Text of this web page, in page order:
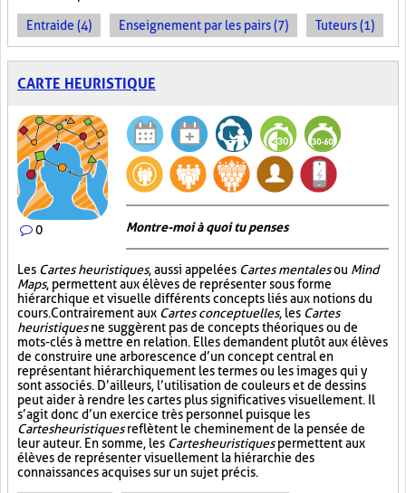
Entraide (4) Enseignement par les pairs (7) Tuteurs (1)
CARTE HEURISTIQUE
0 Montre-moi à quoi tu penses
Les Cartes heuristiques, aussi appelées Cartes mentalesou Mind
Maps, permettent aux élèves de représenter sous forme
hiérarchique et visuelle différents concepts liés aux notions du
cours. Contrairement aux Cartes conceptuelles, les Cartes
heuristiquesne suggèrent pas de concepts théoriques ou de
mots-clés à mettre en relation. Elles demandent plutôt aux élèves
de construire une arborescence d’un concept central en
représentant hiérarchiquement les termes ou les images qui y
sont associés. D’ailleurs, l’utilisation de couleurs et de dessins
peut aider à rendre les cartes plus significatives visuellement. Il
s’agit donc d’un exercice très personnel puisque les
Cartes heuristiquesreflètent le cheminement de la pensée de
leur auteur. En somme, les Cartes heuristiquespermettent aux
élèves de représenter visuellement la hiérarchie des
connaissances acquises sur un sujet précis.